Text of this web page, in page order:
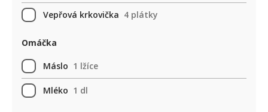
Vepřová krkovička 4 plátky
Omáčka
Máslo 1 lžíce
Mléko 1 dl